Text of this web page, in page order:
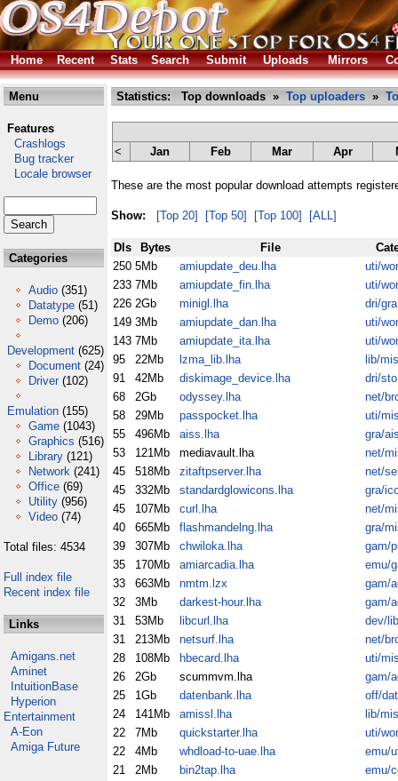
Home Recent Stats Search Submit Uploads Mirrors
Menu
Features
Crashlogs
Bug tracker
Locale browser
Categories
Audio (351)
Datatype (51)
Demo (206)
Development (625)
Document (24)
Driver (102)
Emulation (155)
Game (1043)
Graphics (516)
Library (121)
Network (241)
Office (69)
Utility (956)
Video (74)
Total files: 4534
Full index file
Recent index file
Links
Amigans.net
Aminet
IntuitionBase
Hyperion
Entertainment
A-Eon
Amiga Future
Statistics: Top downloads » Top uploaders »
< Jan Feb Mar Apr
These are the most popular download attempts
Show: [Top 20] [Top 50] [Top 100] [ALL]
Dls Bytes File
250 5Mb amiupdate_deu.lha
uti/wor
233 7Mb amiupdate_fin.lha
uti/wor
226 2Gb minigl.lha
dri/gra
149 3Mb amiupdate_dan.lha
uti/wor
143 7Mb amiupdate_ita.lha
uti/wor
95
22Mb lzma_lib.lha
lib/mis
91
42Mb diskimage_device.lha
dri/sto
68
2Gb odyssey.lha
net/
58
29Mb passpocket.lha
uti/
55
496Mb aiss.lha
gra/
53
121Mb mediavault.lha
net/
45
518Mb zitaftpserver.lha
net/
45
332Mb standardglowicons.lha
gra/
45
107Mb curl.lha
net/
40
665Mb flashmandelng.lha
gra/
39
307Mb chwiloka.lha
gam/
35
170Mb amiarcadia.lha
emu/
33
663Mb nmtm.lzx
gam/
32
3Mb darkest-hour.lha
gam/
31
53Mb libcurl.lha
dev/
31
213Mb netsurf.lha
net/
28
108Mb hbecard.lha
uti/
26
2Gb scummvm.lha
gam/
25
1Gb datenbank.lha
off/dat
24
141Mb amissl.lha
lib/mis
22
7Mb quickstarter.lha
uti/wor
22
4Mb whdload-to-uae.lha
emu/
21
2Mb bin2tap.lha
emu/